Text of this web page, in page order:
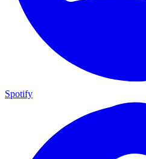
Spotify